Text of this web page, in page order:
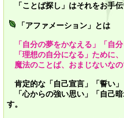
「ことば探し」はそれをお手
「アファメーション」とは
「自分の夢をかなえる」「自
「理想の自分になる」ために
魔法のことば、おまじないな
肯定的な「自己宣言」「誓い
「心からの強い思い」「自己
す。